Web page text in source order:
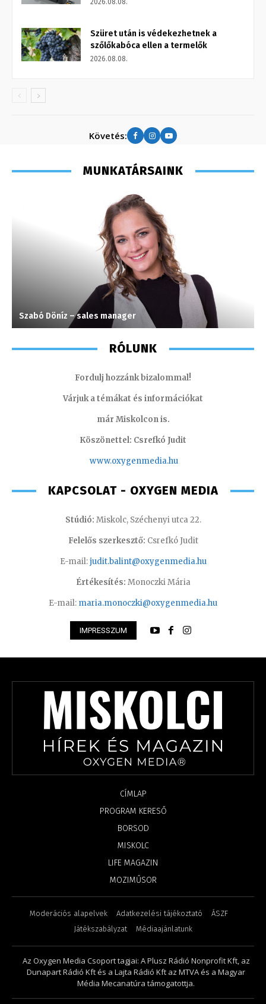
2026.08.08.
Szüret után is védekezhetnek a
szőlőkabóca ellen a termelők
2026.08.08.
Követés:
MUNKATÁRSAINK
Szabó Döníz – sales manager
RÓLUNK
Fordulj hozzánk bizalommal!
Várjuk a témákat és információkat
már Miskolcon is.
Köszönettel: Csrefkó Judit
www.oxygenmedia.hu
KAPCSOLAT - OXYGEN MEDIA
Stúdió: Miskolc, Széchenyi utca 22.
Felelős szerkesztő: Csrefkó Judit
E-mail:judit.balint@oxygenmedia.hu
Értékesítés: Monoczki Mária
E-mail: maria.monoczki@oxygenmedia.hu
IMPRESSZUM
CÍMLAP
PROGRAM KERESŐ
BORSOD
MISKOLC
LIFE MAGAZIN
MOZIMŰSOR
Moderációs alapelvek Adatkezelési tájékoztató
ÁSZF
Játékszabályzat
Médiaajánlatunk
Az Oxygen Media Csoport tagjai: A Plusz Rádió Nonprofit Kft, az
Dunapart Rádió Kft és a Lajta Rádió Kft az MTVA és a Magyar
Média Mecanatúra támogatottja.